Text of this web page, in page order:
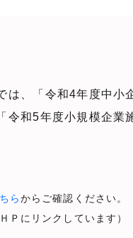
は、「令和4年度中小
令和5年度小規模企業
らからご確認ください。
Ｐにリンクしています）